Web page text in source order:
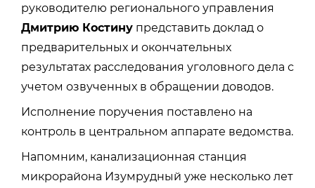
руководителю регионального управления
Дмитрию Костину представить доклад о
предварительных и окончательных
результатах расследования уголовного дела с
учетом озвученных в обращении доводов.
Исполнение поручения поставлено на
контроль в центральном аппарате ведомства.
Напомним, канализационная станция
микрорайона Изумрудный уже несколько лет